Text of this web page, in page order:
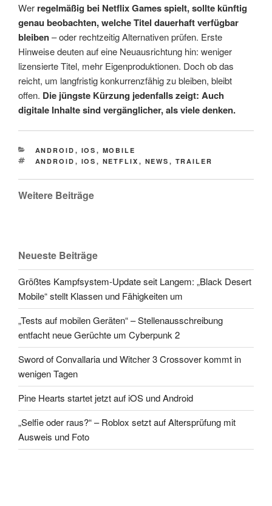
Wer regelmäßig bei Netflix Games spielt, sollte künftig
genau beobachten, welche Titel dauerhaft verfügbar
bleiben– oder rechtzeitig Alternativen prüfen. Erste
Hinweise deuten auf eine Neuausrichtung hin: weniger
lizensierte Titel, mehr Eigenproduktionen. Doch ob das
reicht, um langfristig konkurrenzfähig zu bleiben, bleibt
offen. Die jüngste Kürzung jedenfalls zeigt: Auch
digitale Inhalte sind vergänglicher, als viele denken.
CATEGORIES
ANDROID , IOS , MOBILE
TAGS
ANDROID , IOS , NETFLIX , NEWS , TRAILER
Weitere Beiträge
Neueste Beiträge
Größtes Kampfsystem-Update seit Langem: „Black Desert
Mobile“ stellt Klassen und Fähigkeiten um
„Tests auf mobilen Geräten“ – Stellenausschreibung
entfacht neue Gerüchte um Cyberpunk 2
Sword of Convallaria und Witcher 3 Crossover kommt in
wenigen Tagen
Pine Hearts startet jetzt auf iOS und Android
„Selfie oder raus?“ – Roblox setzt auf Altersprüfung mit
Ausweis und Foto